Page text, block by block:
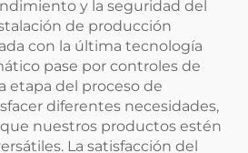
y la seguridad del
de producción
con la última tecnología
pase por controles de
etapa del proceso de
diferentes necesidades,
nuestros productos estén
La satisfacción del